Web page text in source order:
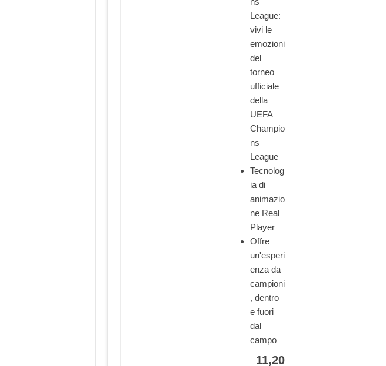
League:
vivi le
emozioni
del
torneo
ufficiale
della
UEFA
Champio
ns
League
Tecnolog
ia di
animazio
ne Real
Player
Offre
un'esperi
enza da
campioni
, dentro
e fuori
dal
campo
11,20